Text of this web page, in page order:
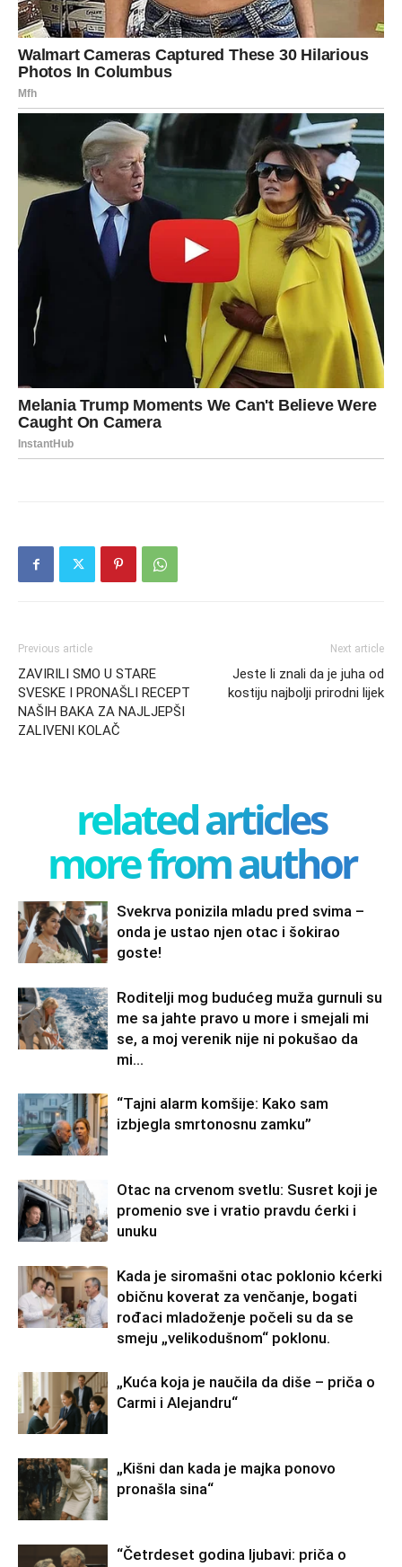
Previous article
ZAVIRILI SMO U STARE
SVESKE I PRONAŠLI RECEPT
NAŠIH BAKA ZA NAJLJEPŠI
ZALIVENI KOLAČ
Next article
Jeste li znali da je juha od
kostiju najbolji prirodni lijek
related articles
more from author
Svekrva ponizila mladu pred svima –
onda je ustao njen otac i šokirao
goste!
Roditelji mog budućeg muža gurnuli su
me sa jahte pravo u more i smejali mi
se, a moj verenik nije ni pokušao da
mi...
“Tajni alarm komšije: Kako sam
izbjegla smrtonosnu zamku”
Otac na crvenom svetlu: Susret koji je
promenio sve i vratio pravdu ćerki i
unuku
Kada je siromašni otac poklonio kćerki
običnu koverat za venčanje, bogati
rođaci mladoženje počeli su da se
smeju „velikodušnom“ poklonu.
„Kuća koja je naučila da diše – priča o
Carmi i Alejandru“
„Kišni dan kada je majka ponovo
pronašla sina“
“Četrdeset godina ljubavi: priča o